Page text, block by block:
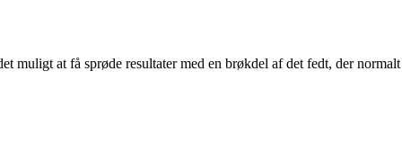
muligt at få sprøde resultater med en brøkdel af det fedt, der normalt